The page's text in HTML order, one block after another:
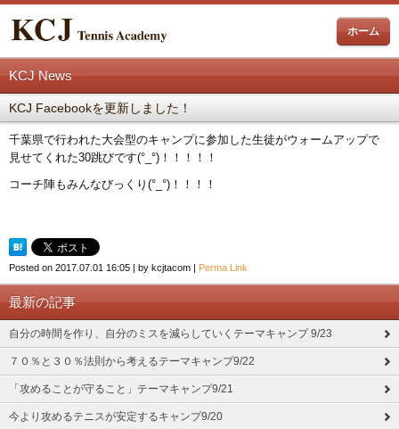
ホーム
KCJ News
KCJ Facebookを更新しました！
千葉県で行われた大会型のキャンプに参加した生徒がウォームアップで
見せてくれた30跳びです(°_°)！！！！！
コーチ陣もみんなびっくり(°_°)！！！！
Posted on 2017.07.01 16:05 | by kcjtacom | Perma Link
最新の記事
自分の時間を作り、自分のミスを減らしていくテーマキャンプ 9/23
７０％と３０％法則から考えるテーマキャンプ9/22
「攻めることが守ること」テーマキャンプ9/21
今より攻めるテニスが安定するキャンプ9/20